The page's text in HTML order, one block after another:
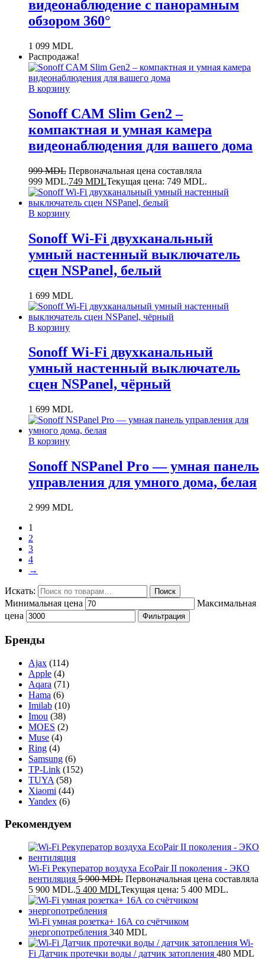
видеонаблюдение с панорамным
обзором 360°
1 099 MDL
Распродажа!
В корзину
Sonoff CAM Slim Gen2 –
компактная и умная камера
видеонаблюдения для вашего дома
999MDL Первоначальная цена составляла
999 MDL.749 MDLТекущая цена: 749 MDL.
В корзину
Sonoff Wi-Fi двухканальный
умный настенный выключатель
сцен NSPanel, белый
1 699 MDL
В корзину
Sonoff Wi-Fi двухканальный
умный настенный выключатель
сцен NSPanel, чёрный
1 699 MDL
В корзину
Sonoff NSPanel Pro — умная панель
управления для умного дома, белая
2 999 MDL
1
2
3
4
→
Искать: Поиск
Минимальная цена
Максимальная
цена
Фильтрация
Бренды
Ajax (114)
Apple (4)
Aqara (71)
Hama (6)
Imilab (10)
Imou (38)
MOES (2)
Muse (4)
Ring (4)
Samsung (6)
TP-Link (152)
TUYA (58)
Xiaomi (44)
Yandex (6)
Рекомендуем
Wi-Fi Рекуператор воздуха EcoPair II поколения - ЭКО
вентиляция 5 900MDL Первоначальная цена составляла
5 900 MDL.5 400 MDLТекущая цена: 5 400 MDL.
Wi-Fi умная розетка+ 16А со счётчиком
энергопотребления 340 MDL
Wi-
Fi Датчик протечки воды / датчик затопления 480 MDL